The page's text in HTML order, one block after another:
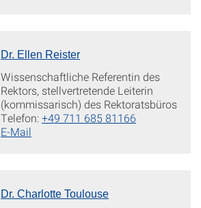
Dr. Ellen Reister
Wissenschaftliche Referentin des
Rektors, stellvertretende Leiterin
(kommissarisch) des Rektoratsbüros
Telefon:+49 711 685 81166
E-Mail
Dr. Charlotte Toulouse